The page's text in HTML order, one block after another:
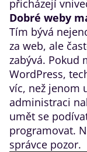
přicházejí
Dobré weby
Tím bývá
za web, ale
zabývá. Pokud
WordPress,
víc, než jenom
administraci
umět se
programovat.
správce pozor.